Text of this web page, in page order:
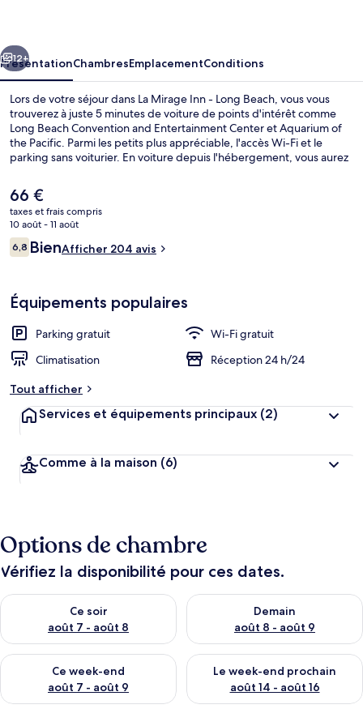
Long
Beach
Suivant
12+
PrésentationChambresEmplacementConditions
Lors de votre séjour dans La Mirage Inn - Long Beach, vous vous
trouverez à juste 5 minutes de voiture de points d'intérêt comme
Long Beach Convention and Entertainment Center et Aquarium of
the Pacific. Parmi les petits plus appréciable, l'accès Wi-Fi et le
parking sans voiturier. En voiture depuis l'hébergement, vous aurez
(terminal de bateaux de croisière) et RMS Queen Mary.
L'hébergement se situe à une courte distance à pied des transports
publics. Station de métro Pacific Coast Highway se trouve à 14 min à
peine.
Le
prix
actuel
est
de
66 €
taxes et frais compris
10 août - 11 août
Avis
voyageurs
6,86,8 sur 10
BienAfficher 204 avis
Équipements populaires
Parking gratuit
Wi-Fi gratuit
Climatisation
Réception 24 h/24
Tout afficher
Services et équipements principaux (2)
Comme à la maison (6)
Options de chambre
Vérifiez la disponibilité pour ces dates.
Ce soir
août 7 - août 8
Vérifier la disponibilité pour ce soir août 7 - août 8
Demain
août 8 - août 9
Vérifier la disponibilité pour
Ce week-end
août 7 - août 9
Vérifier la disponibilité pour ce week-end août 7 - août 9
Le week-end prochain
août 14 - août 16
Vérifier la disponibilité pour